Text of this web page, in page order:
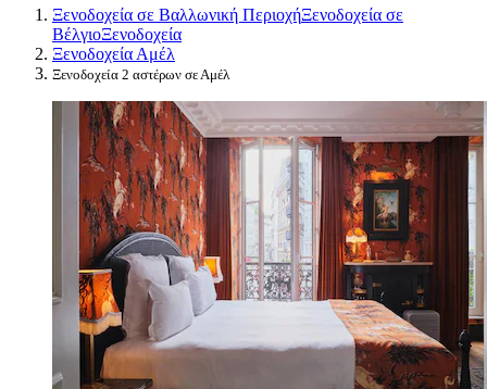
Ξενοδοχεία σε Βαλλωνική ΠεριοχήΞενοδοχεία σε
ΒέλγιοΞενοδοχεία
Ξενοδοχεία Αμέλ
Ξενοδοχεία 2 αστέρων σε Αμέλ